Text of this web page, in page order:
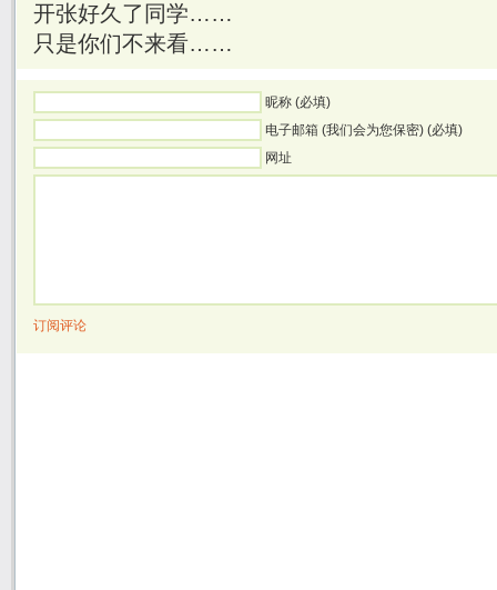
开张好久了同学……
只是你们不来看……
昵称 (必填)
电子邮箱 (我们会为您保密) (必填)
网址
订阅评论